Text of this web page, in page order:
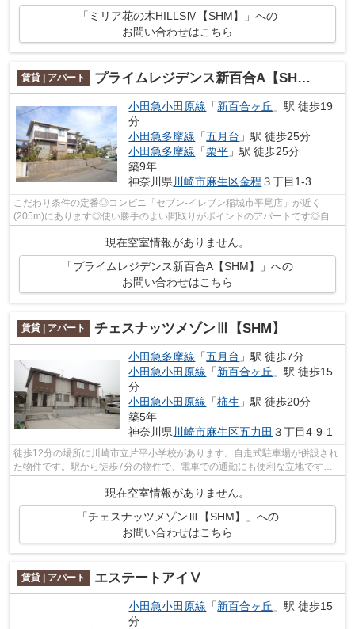
「ミリア花の木HILLSⅣ【SHM】」への
お問い合わせはこちら
賃貸 | アパート プライムレジデンス新百合A【SHM】
小田急小田原線 「新百合ヶ丘 」駅 徒歩19
分
小田急多摩線 「五月台 」駅 徒歩25分
小田急多摩線 「栗平 」駅 徒歩25分
築9年
神奈川県 川崎市麻生区金程 ３丁目1-3
こだわり条件の定番◎コンビニ「セブン-イレブン稲城市平尾店」が近く
(205m)にあります◎使い勝手のよい間取りがポイントのアパートです◎自走
現在空室情報がありません。
「プライムレジデンス新百合A【SHM】」への
お問い合わせはこちら
賃貸 | アパート チェスナッツメゾンⅢ【SHM】
小田急多摩線 「五月台 」駅 徒歩7分
小田急小田原線 「新百合ヶ丘 」駅 徒歩15
分
小田急小田原線 「柿生 」駅 徒歩20分
築5年
神奈川県 川崎市麻生区五力田 ３丁目4-9-1
徒歩12分の場所に川崎市立片平小学校があります。自走式駐車場が併設され
た物件です。駅から徒歩7分の物件で、電車での通勤にも便利な立地です。
敷地内にゴミ置き場が備え付けられてい...
現在空室情報がありません。
「チェスナッツメゾンⅢ【SHM】」への
お問い合わせはこちら
賃貸 | アパート エステートアイⅤ
小田急小田原線 「新百合ヶ丘 」駅 徒歩15
分